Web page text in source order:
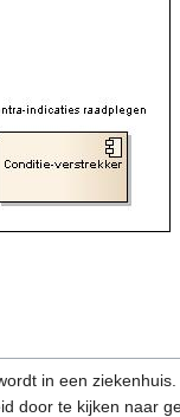
in een
door te kijken naar